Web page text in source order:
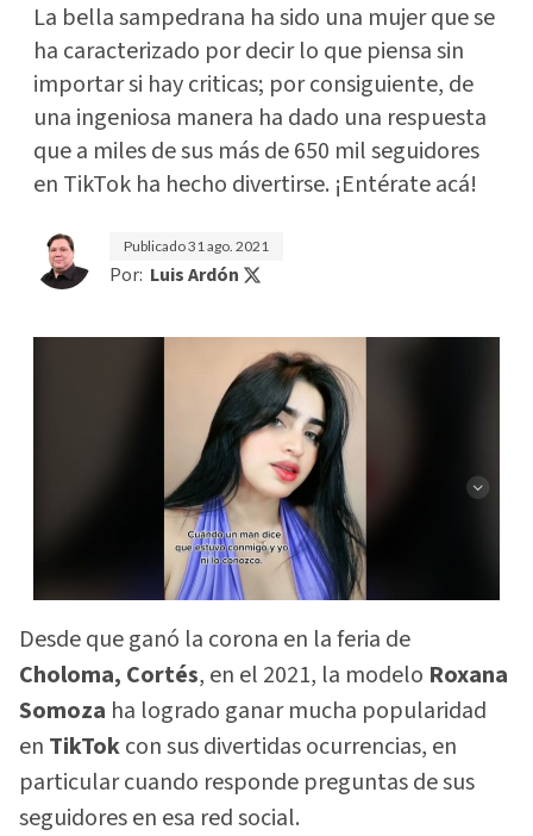
La bella sampedrana ha sido una mujer que se
ha caracterizado por decir lo que piensa sin
importar si hay criticas; por consiguiente, de
una ingeniosa manera ha dado una respuesta
que a miles de sus más de 650 mil seguidores
en TikTok ha hecho divertirse. ¡Entérate acá!
Publicado31 ago. 2021
Por: Luis Ardón
Desde que ganó la corona en la feria de
Choloma, Cortés, en el 2021, la modelo Roxana
Somoza ha logrado ganar mucha popularidad
en TikTokcon sus divertidas ocurrencias, en
particular cuando responde preguntas de sus
seguidores en esa red social.